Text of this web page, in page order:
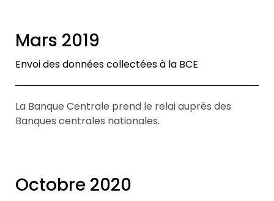
Mars 2019
Envoi des données collectées à la BCE
La Banque Centrale prend le relai auprès des
Banques centrales nationales.
Octobre 2020